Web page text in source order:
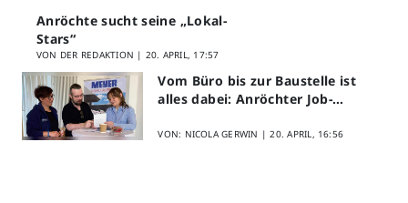
Anröchte sucht seine „Lokal-
Stars“
VON DER REDAKTION | 20. APRIL, 17:57
Vom Büro bis zur Baustelle ist
alles dabei: Anröchter Job-
VON: NICOLA GERWIN |20. APRIL, 16:56